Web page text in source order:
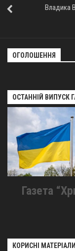
Владика
ОГОЛОШЕННЯ
ОСТАННІЙ ВИПУСК
Газета
КОРИСНІ МАТЕРІАЛИ